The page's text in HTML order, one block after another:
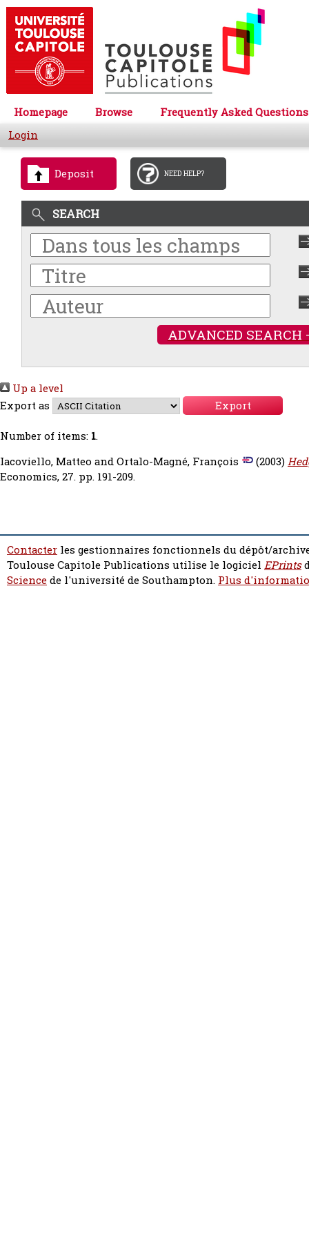
Homepage Browse
Frequently Asked Questions
Login
Deposit NEED HELP?
SEARCH
ADVANCED SEARCH
Up a level
Export as
Number of items: 1.
Iacoviello, Matteo andOrtalo-Magné, François (2003)
Economics, 27. pp. 191-209.
Contacter les gestionnaires fonctionnels du dépôt/
Toulouse Capitole Publications utilise le logiciel EPrints
Sciencede l'université de Southampton. Plus